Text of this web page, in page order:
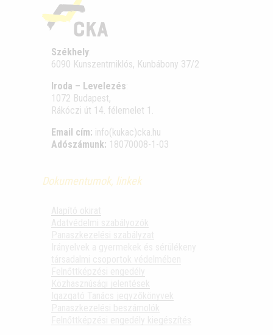
Székhely:
6090 Kunszentmiklós, Kunbábony 37/2
Iroda – Levelezés:
1072 Budapest,
Rákóczi út 14. félemelet 1.
Email cím: info(kukac)cka.hu
Adószámunk: 18070008-1-03
Dokumentumok, linkek